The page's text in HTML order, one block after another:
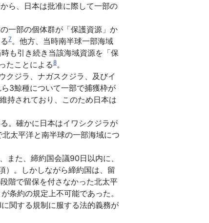
ら、日本は批准に際して一部の
一部の個体群が「保護資源」か
7。他方、当時南半球一部海域
も引き続き当該海域資源を「保
たことによる8。
クジラ、ナガスクジラ、及びイ
3鯨種について一部で捕獲枠が
持されており、このため日本は
。確かに日本はイワシクジラが
太平洋と南半球の一部海域につ
た、締約国会議90日以内に、
）。しかしながら締約国は、留
階で留保を付さなかった北太平
条約の規定上不可能であった。
関する規制に服する法的義務が